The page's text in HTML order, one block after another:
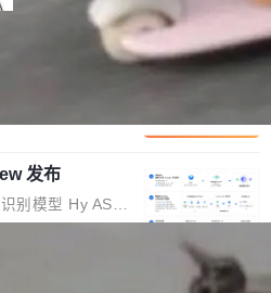
solon.noea
、接口契约、业
十乃至数百个文
联网络。传统的
目录遍历）仅能
触及代码的语义
用代码智能体在
码仓理解"瓶
简称" CodeBas
（CodeA...
给自己接的私活腾
部门的全部核心
区某科技公司AI
在公司内部架构
数据从A集群迁
"。 他没有迁移
他使用此前登录
一条被程序员圈
管理员权限、无
：KV ca
提升 4
型系列之一，但
存了。月之暗面
是长上下文、M
瘾，但 GPU 显
Workers AI 团队
在官方博客上发
发布
别模型 Hy ASR
言模型 Hy3 的